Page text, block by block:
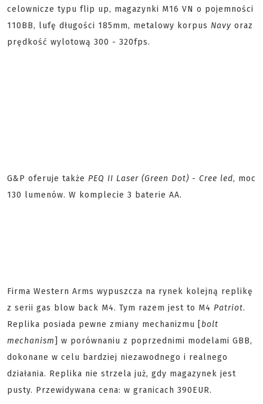
celownicze typu flip up, magazynki M16 VN o pojemności
110BB, lufę długości 185mm, metalowy korpus Navy oraz
prędkość wylotową 300 - 320fps.
G&P oferuje także PEQ II Laser (Green Dot) - Cree led, moc
130 lumenów. W komplecie 3 baterie AA.
Firma Western Arms wypuszcza na rynek kolejną replikę
z serii gas blow back M4. Tym razem jest to M4 Patriot.
Replika posiada pewne zmiany mechanizmu [ bolt
mechanism] w porównaniu z poprzednimi modelami GBB,
dokonane w celu bardziej niezawodnego i realnego
działania. Replika nie strzela już, gdy magazynek jest
pusty. Przewidywana cena: w granicach 390EUR.